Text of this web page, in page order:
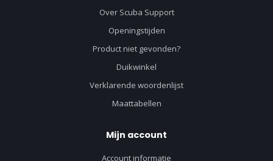
Over Scuba Support
Openingstijden
Product niet gevonden?
Duikwinkel
Verklarende woordenlijst
Maattabellen
Mijn account
Account informatie